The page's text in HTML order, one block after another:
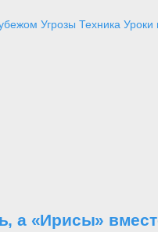
Угрозы Техника Уроки
а «Ирисы»